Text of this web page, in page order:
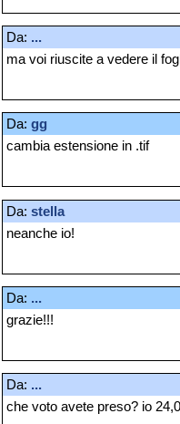
Da: ...
ma voi riuscite a vedere il
Da: gg
cambia estensione in .tif
Da: stella
neanche io!
Da: ...
grazie!!!
Da: ...
che voto avete preso? io